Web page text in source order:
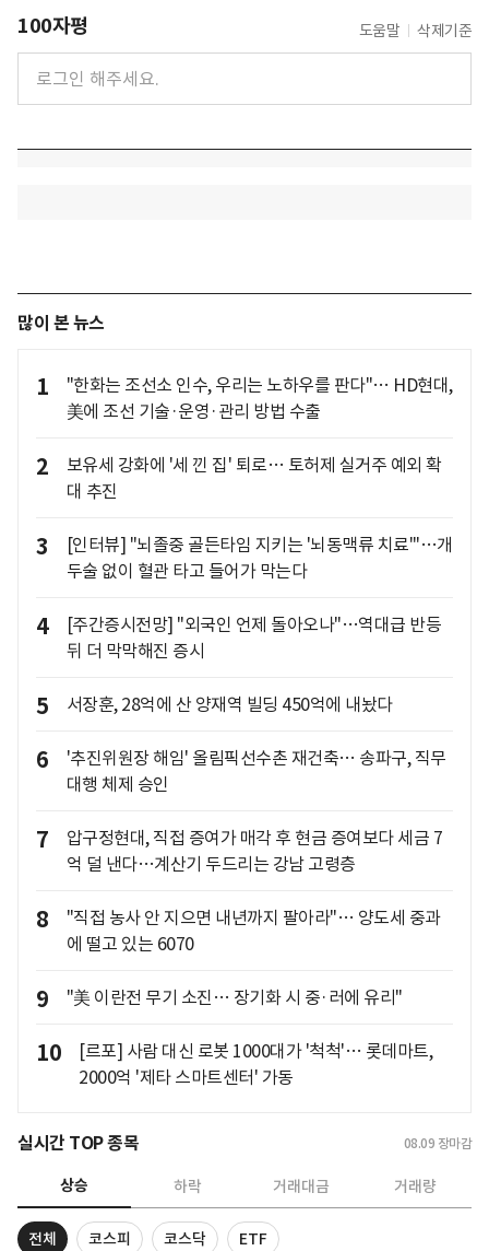
100자평 도움말 삭제기준
많이 본 뉴스
1
"한화는 조선소 인수, 우리는 노하우를 판다"… HD현대,
美에 조선 기술·운영·관리 방법 수출
2
보유세 강화에 '세 낀 집' 퇴로… 토허제 실거주 예외 확
대 추진
3
[인터뷰] "뇌졸중 골든타임 지키는 '뇌동맥류 치료'"…개
두술 없이 혈관 타고 들어가 막는다
4
[주간증시전망] "외국인 언제 돌아오나"…역대급 반등
뒤 더 막막해진 증시
5 서장훈, 28억에 산 양재역 빌딩 450억에 내놨다
6
'추진위원장 해임' 올림픽선수촌 재건축… 송파구, 직무
대행 체제 승인
7
압구정현대, 직접 증여가 매각 후 현금 증여보다 세금 7
억 덜 낸다…계산기 두드리는 강남 고령층
8
"직접 농사 안 지으면 내년까지 팔아라"… 양도세 중과
에 떨고 있는 6070
9 "美 이란전 무기 소진… 장기화 시 중·러에 유리"
10
[르포] 사람 대신 로봇 1000대가 '척척'… 롯데마트,
2000억 '제타 스마트센터' 가동
실시간 TOP 종목 08.09 장마감
상승 하락 거래대금 거래량
전체 코스피 코스닥 ETF